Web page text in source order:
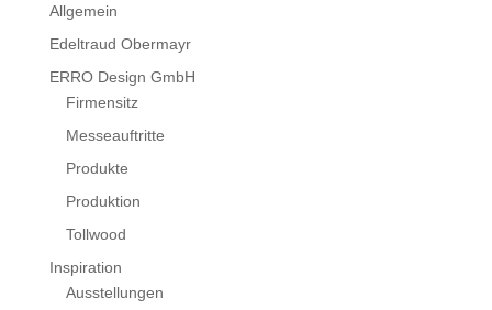
Allgemein
Edeltraud Obermayr
ERRO Design GmbH
Firmensitz
Messeauftritte
Produkte
Produktion
Tollwood
Inspiration
Ausstellungen